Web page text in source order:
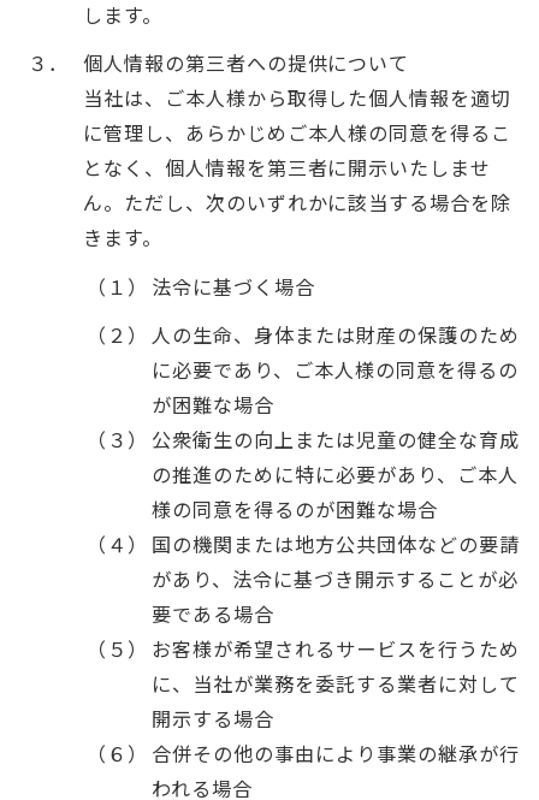
します。
３．
個人情報の第三者への提供について
当社は、ご本人様から取得した個人情報を適切
に管理し、あらかじめご本人様の同意を得るこ
となく、個人情報を第三者に開示いたしませ
ん。ただし、次のいずれかに該当する場合を除
きます。
（１）
法令に基づく場合
（２）
人の生命、身体または財産の保護のため
に必要であり、ご本人様の同意を得るの
が困難な場合
（３）
公衆衛生の向上または児童の健全な育成
の推進のために特に必要があり、ご本人
様の同意を得るのが困難な場合
（４）
国の機関または地方公共団体などの要請
があり、法令に基づき開示することが必
要である場合
（５）
お客様が希望されるサービスを行うため
に、当社が業務を委託する業者に対して
開示する場合
（６）
合併その他の事由により事業の継承が行
われる場合